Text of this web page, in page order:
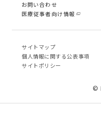
お問い合わせ
医療従事者向け情報
サイトマップ
個⼈情報に関する公表事項
サイトポリシー
©